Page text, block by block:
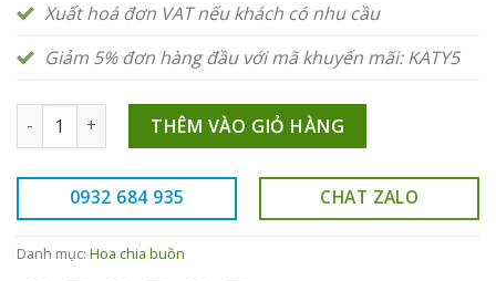
Xuất hoá đơn VAT nếu khách có nhu cầu
Giảm 5% đơn hàng đầu với mã khuyến mãi: KATY5
Giỏ hoa màu trắng HV102 số lượng
THÊM VÀO GIỎ HÀNG
0932 684 935 CHAT ZALO
Danh mục: Hoa chia buồn